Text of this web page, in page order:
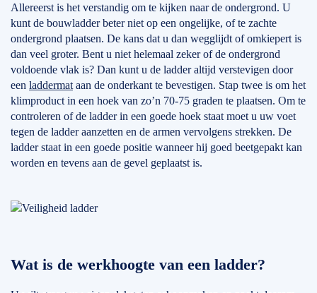
Allereerst is het verstandig om te kijken naar de ondergrond. U
kunt de bouwladder beter niet op een ongelijke, of te zachte
ondergrond plaatsen. De kans dat u dan wegglijdt of omkiepert is
dan veel groter. Bent u niet helemaal zeker of de ondergrond
voldoende vlak is? Dan kunt u de ladder altijd verstevigen door
een laddermat aan de onderkant te bevestigen. Stap twee is om het
klimproduct in een hoek van zo’n 70-75 graden te plaatsen. Om te
controleren of de ladder in een goede hoek staat moet u uw voet
tegen de ladder aanzetten en de armen vervolgens strekken. De
ladder staat in een goede positie wanneer hij goed beetgepakt kan
worden en tevens aan de gevel geplaatst is.
Wat is de werkhoogte van een ladder?